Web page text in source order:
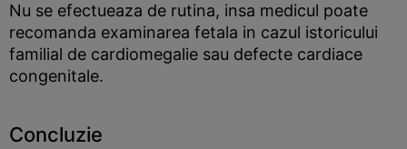
Nu se efectueaza de rutina, insa medicul poate
recomanda examinarea fetala in cazul istoricului
familial de cardiomegalie sau defecte cardiace
congenitale.
Concluzie